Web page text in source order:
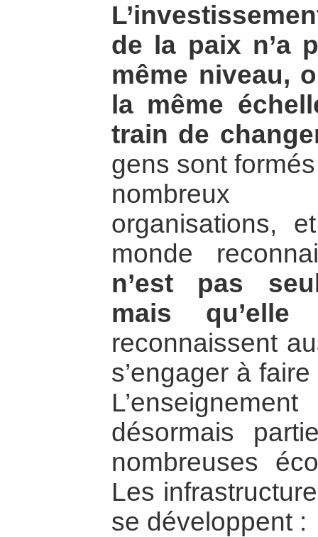
de la paix n’a
même niveau,
la même
train de
gens sont
nombreux
organisations,
monde
n’est pas
mais
reconnaissent
s’engager à
désormais
nombreuses
Les
se développent :